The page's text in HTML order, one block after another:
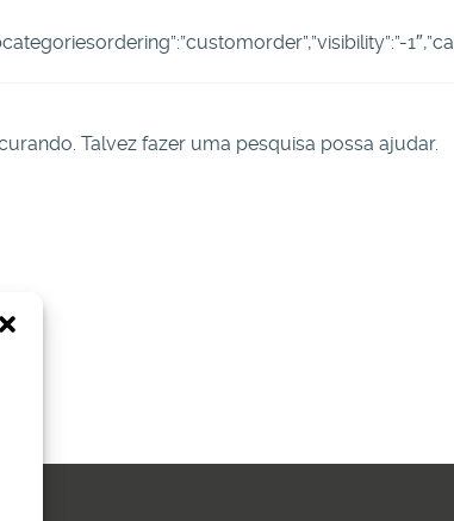
Talvez fazer uma pesquisa possa ajudar.